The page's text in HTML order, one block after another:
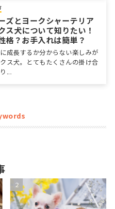
ズとヨークシャーテリア
ス犬について知りたい！
格？お手入れは簡単？
成長するか分からない楽しみが
ス犬。とてもたくさんの掛け合
...